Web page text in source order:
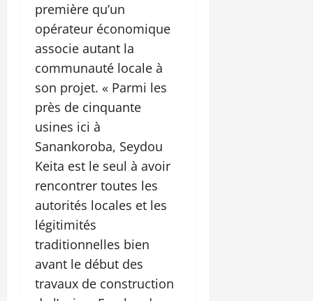
première qu’un
opérateur économique
associe autant la
communauté locale à
son projet. « Parmi les
près de cinquante
usines ici à
Sanankoroba, Seydou
Keita est le seul à avoir
rencontrer toutes les
autorités locales et les
légitimités
traditionnelles bien
avant le début des
travaux de construction